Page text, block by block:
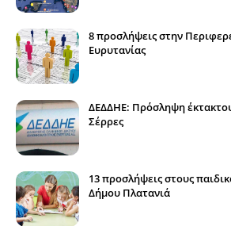
8 προσλήψεις στην
Ευρυτανίας
ΔΕΔΔΗΕ: Πρόσληψη
Σέρρες
13 προσλήψεις στους
Δήμου Πλατανιά